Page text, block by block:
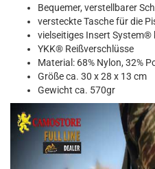
Bequemer, verstellbarer
versteckte Tasche für die
vielseitiges Insert System®
YKK® Reißverschlüsse
Material: 68% Nylon, 32%
Größe ca. 30 x 28 x 13 cm
Gewicht ca. 570gr